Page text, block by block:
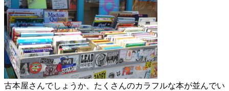
古本屋さんでしょうか、たくさんのカラフルな本が並んでい